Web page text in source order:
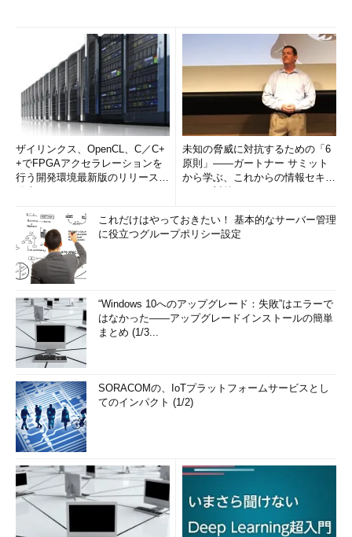
ザイリンクス、OpenCL、C／C+
+でFPGAアクセラレーションを
行う開発環境最新版のリリースを
未知の脅威に対抗するための「6
原則」――ガートナー サミット
から学ぶ、これからの情報セキュ
これだけはやっておきたい！ 基本的なサーバー管理
に役立つグループポリシー設定
“Windows 10へのアップグレード：失敗”はエラーで
はなかった――アップグレードインストールの簡単
まとめ (1/3...
SORACOMの、IoTプラットフォームサービスとし
てのインパクト (1/2)